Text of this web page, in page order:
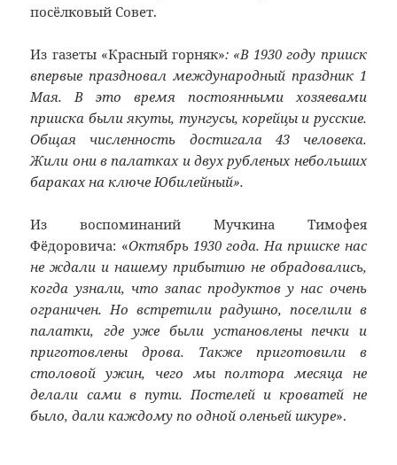
посёлковый Совет.
Из газеты «Красный горняк»: «В 1930 году прииск
впервые праздновал международный праздник 1
Мая. В это время постоянными хозяевами
прииска были якуты, тунгусы, корейцы и русские.
Общая численность достигала 43 человека.
Жили они в палатках и двух рубленых небольших
бараках на ключе Юбилейный».
Из воспоминаний Мучкина Тимофея
Фёдоровича: «Октябрь 1930 года. На прииске нас
не ждали и нашему прибытию не обрадовались,
когда узнали, что запас продуктов у нас очень
ограничен. Но встретили радушно, поселили в
палатки, где уже были установлены печки и
приготовлены дрова. Также приготовили в
столовой ужин, чего мы полтора месяца не
делали сами в пути. Постелей и кроватей не
было, дали каждому по одной оленьей шкуре».